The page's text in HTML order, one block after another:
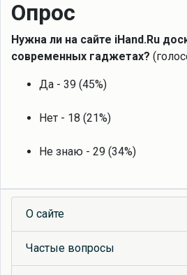
Опрос
Нужна ли на сайте iHand.Ru
современных гаджетах?
Да - 39 (45%)
Нет - 18 (21%)
Не знаю - 29 (34%)
О сайте
Частые вопросы